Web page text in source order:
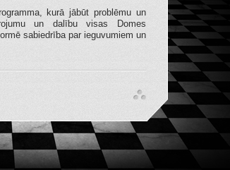
kurā jābūt problēmu un
un dalību visas Domes
sabiedrība par ieguvumiem un